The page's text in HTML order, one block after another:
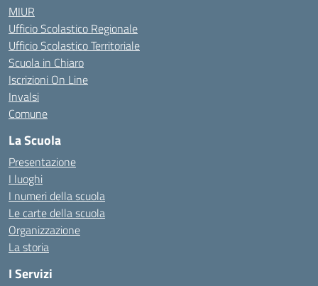
MIUR
Ufficio Scolastico Regionale
Ufficio Scolastico Territoriale
Scuola in Chiaro
Iscrizioni On Line
Invalsi
Comune
La Scuola
Presentazione
I luoghi
I numeri della scuola
Le carte della scuola
Organizzazione
La storia
I Servizi